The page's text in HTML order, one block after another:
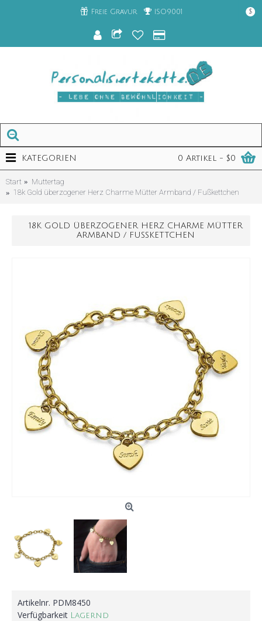
Freie Gravur ISO9001 $
0 Artikel - $0
KATEGORIEN
Start
Muttertag
18k Gold überzogener Herz Charme Mütter Armband / Fußkettchen
18K GOLD ÜBERZOGENER HERZ CHARME MÜTTER
ARMBAND / FUSSKETTCHEN
Artikelnr. PDM8450
Verfügbarkeit
Lagernd